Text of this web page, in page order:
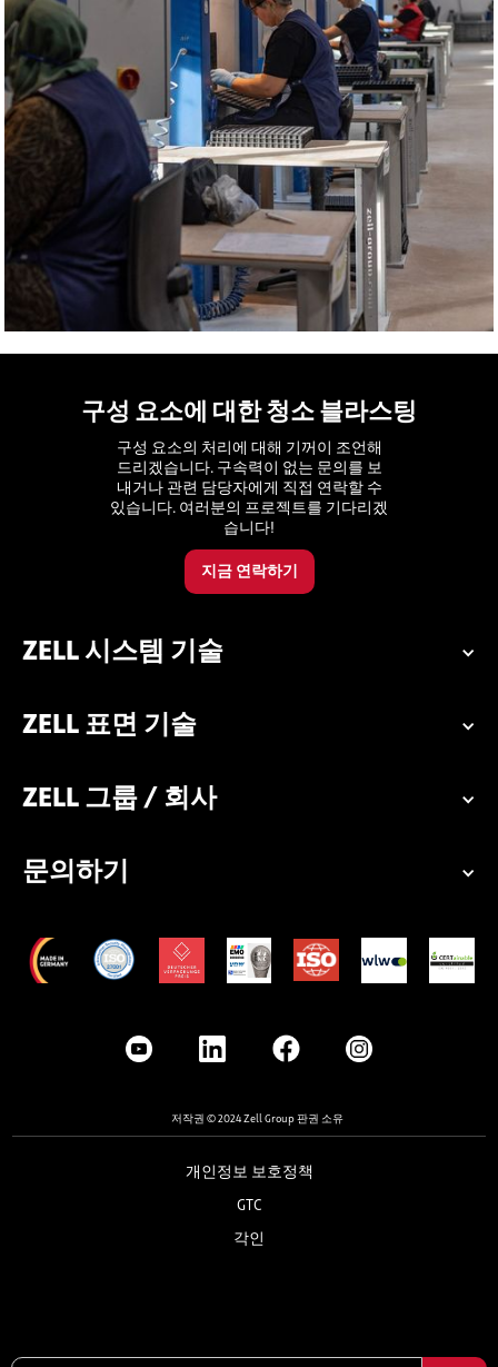
구성 요소에 대한 청소 블라스팅
구성 요소의 처리에 대해 기꺼이 조언해
드리겠습니다. 구속력이 없는 문의를 보
내거나 관련 담당자에게 직접 연락할 수
있습니다. 여러분의 프로젝트를 기다리겠
습니다!
지금 연락하기
ZELL 시스템 기술
ZELL 표면 기술
ZELL 그룹 / 회사
문의하기
저작권 © 2024 Zell Group 판권 소유
개인정보 보호정책
GTC
각인